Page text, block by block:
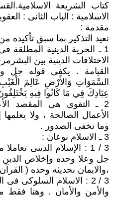
كتاب الشريعة
الاسلامية : الباب الثانى :
مقدمة :
نعيد التذكير بما سبق تأكيده
1 ـ الحرية الدينية
الاختلافات الدينية بين
القيامة . يكفى قوله جل
السَّمَوَاتِ وَالأَرْضِ عَالِمَ
عِبَادِكَ فِي مَا كَانُوا فِيهِ يَخْتَلِفُونَ (46)
2 ـ التقوى هى المقصد
الأعمال الصالحة ، ولا
وما تخفى الصدور .
3 ـ الاسلام نوعان :
3 / 1 : الإسلام الدينى
جل وعلا وحده وإخلاص الدين
،والايمان بحديثه وحده (
3 / 2 : الاسلام السلوكى
والأمن والأمان . وهنا فقط